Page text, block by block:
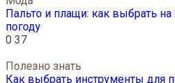
Пальто и плащи: как выбрать
погоду
0 37
Полезно знать
Как выбрать инструменты для